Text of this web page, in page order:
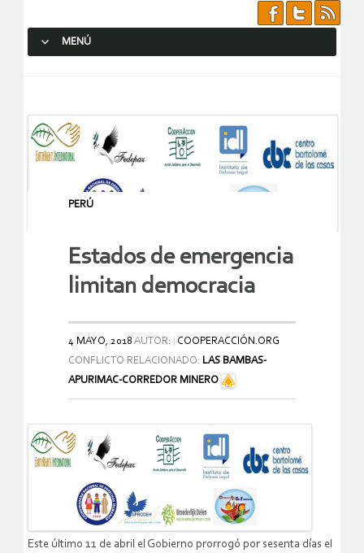
MENÚ
PERÚ
Estados de emergencia
limitan democracia
4 MAYO, 2018 AUTOR:
COOPERACCIÓN.ORG
CONFLICTO RELACIONADO: LAS BAMBAS-
APURIMAC-CORREDOR MINERO
Este último 11 de abril el Gobierno prorrogó por sesenta días el